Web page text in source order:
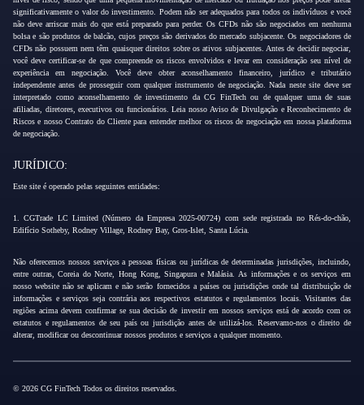
significativamente o valor do investimento. Podem não ser adequados para todos os indivíduos e você
não deve arriscar mais do que está preparado para perder. Os CFDs não são negociados em nenhuma
bolsa e são produtos de balcão, cujos preços são derivados do mercado subjacente. Os negociadores de
CFDs não possuem nem têm quaisquer direitos sobre os ativos subjacentes. Antes de decidir negociar,
você deve certificar-se de que compreende os riscos envolvidos e levar em consideração seu nível de
experiência em negociação. Você deve obter aconselhamento financeiro, jurídico e tributário
independente antes de prosseguir com qualquer instrumento de negociação. Nada neste site deve ser
interpretado como aconselhamento de investimento da CG FinTech ou de qualquer uma de suas
afiliadas, diretores, executivos ou funcionários. Leia nosso Aviso de Divulgação e Reconhecimento de
Riscos e nosso Contrato do Cliente para entender melhor os riscos de negociação em nossa plataforma
de negociação.
JURÍDICO:
Este site é operado pelas seguintes entidades:
1. CGTrade LC Limited (Número da Empresa 2025-00724) com sede registrada no Rés-do-chão,
Edifício Sotheby, Rodney Village, Rodney Bay, Gros-Islet, Santa Lúcia.
Não oferecemos nossos serviços a pessoas físicas ou jurídicas de determinadas jurisdições, incluindo,
entre outras, Coreia do Norte, Hong Kong, Singapura e Malásia. As informações e os serviços em
nosso website não se aplicam e não serão fornecidos a países ou jurisdições onde tal distribuição de
informações e serviços seja contrária aos respectivos estatutos e regulamentos locais. Visitantes das
regiões acima devem confirmar se sua decisão de investir em nossos serviços está de acordo com os
estatutos e regulamentos de seu país ou jurisdição antes de utilizá-los. Reservamo-nos o direito de
alterar, modificar ou descontinuar nossos produtos e serviços a qualquer momento.
© 2026 CG FinTech Todos os direitos reservados.